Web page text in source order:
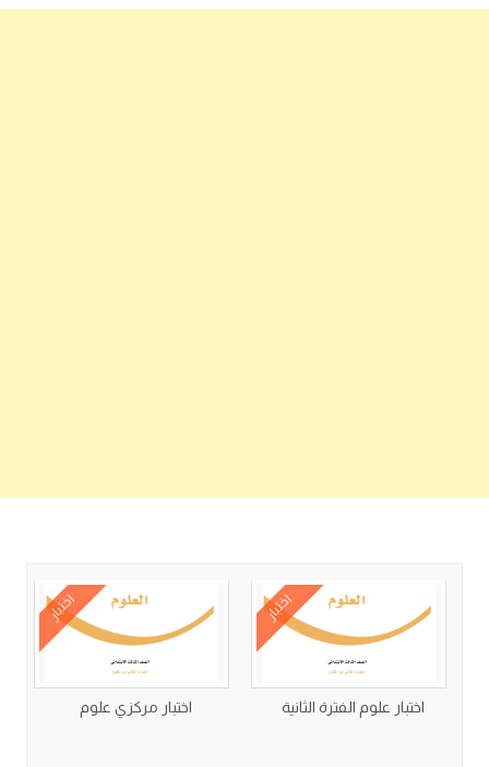
اختبار
اختبار علوم الفترة الثانية
اختبار
اختبار مركزي علوم